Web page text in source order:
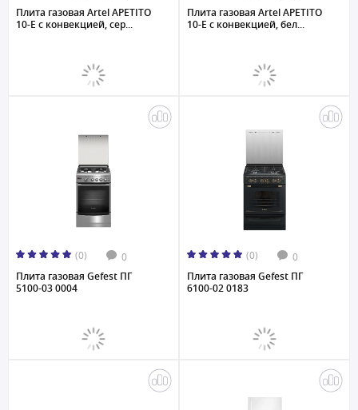
Плита газовая Artel APETITO
10-E с конвекцией, сер...
Плита газовая Artel APETITO
10-E с конвекцией, бел...
(0) 0
Плита газовая Gefest ПГ
5100-03 0004
(0) 0
Плита газовая Gefest ПГ
6100-02 0183